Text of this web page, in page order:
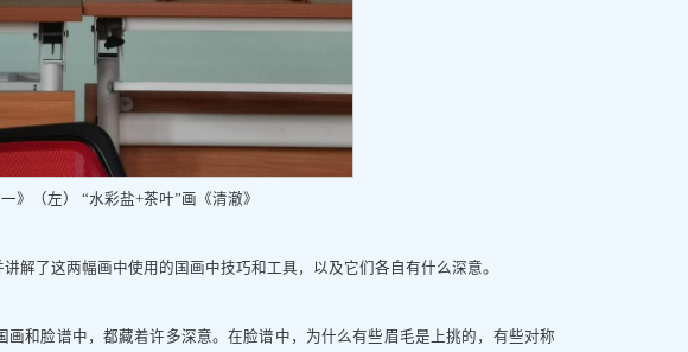
》（左） “水彩盐+茶叶”画《清澈》
解了这两幅画中使用的国画中技巧和工具，以及它们各自有什么深意。
和脸谱中，都藏着许多深意。在脸谱中，为什么有些眉毛是上挑的，有些对称